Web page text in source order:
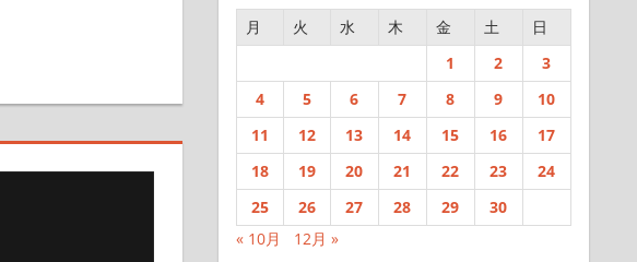
月 火 水 木 金 土
日
1
2
3
4
5 6 7 8 9
10
11
12 13 14 15 16
17
18
19 20 21 22 23
24
25
26 27 28 29
30
« 10月
12月 »